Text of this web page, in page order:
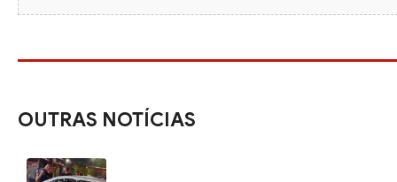
OUTRAS NOTÍCIAS